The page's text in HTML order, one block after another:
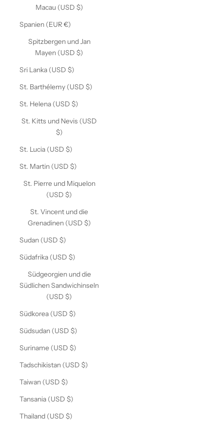
Macau (USD $)
Spanien (EUR €)
Spitzbergen und Jan
Mayen (USD $)
Sri Lanka (USD $)
St. Barthélemy (USD $)
St. Helena (USD $)
St. Kitts und Nevis (USD
$)
St. Lucia (USD $)
St. Martin (USD $)
St. Pierre und Miquelon
(USD $)
St. Vincent und die
Grenadinen (USD $)
Sudan (USD $)
Südafrika (USD $)
Südgeorgien und die
Südlichen Sandwichinseln
(USD $)
Südkorea (USD $)
Südsudan (USD $)
Suriname (USD $)
Tadschikistan (USD $)
Taiwan (USD $)
Tansania (USD $)
Thailand (USD $)